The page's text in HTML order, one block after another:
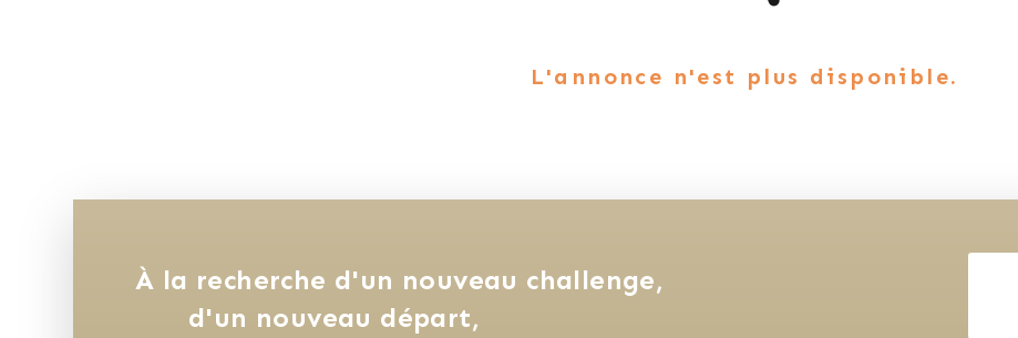
L'annonce n'est plus disponible.
À la recherche d'un nouveau challenge,
d'un nouveau départ,